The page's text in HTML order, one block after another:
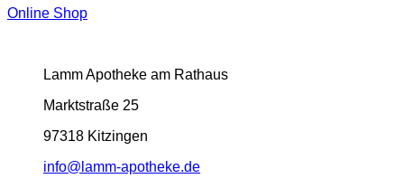
Online Shop
Lamm Apotheke am Rathaus
Marktstraße 25
97318 Kitzingen
info@lamm-apotheke.de